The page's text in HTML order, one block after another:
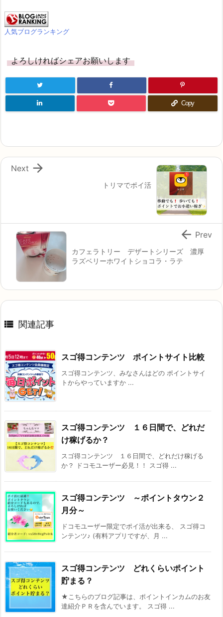
人気ブログランキング
よろしければシェアお願いします
Copy
トリマでポイ活

Next
カフェラトリー デザートシリーズ 濃厚
ラズベリーホワイトショコラ・ラテ
 Prev
 関連記事
スゴ得コンテンツ ポイントサイト比較
スゴ得コンテンツ、みなさんはどの ポイントサイ
トからやっていますか ...
スゴ得コンテンツ １６日間で、どれだ
け稼げるか？
スゴ得コンテンツ １６日間で、どれだけ稼げる
か？ ドコモユーザー必見！！ スゴ得 ...
スゴ得コンテンツ ～ポイントタウン２
月分～
ドコモユーザー限定でポイ活が出来る、 スゴ得コ
ンテンツ♪ (有料アプリですが、月 ...
スゴ得コンテンツ どれくらいポイント
貯まる？
★こちらのブログ記事は、ポイントインカムのお友
達紹介ＰＲを含んでいます。 スゴ得 ...